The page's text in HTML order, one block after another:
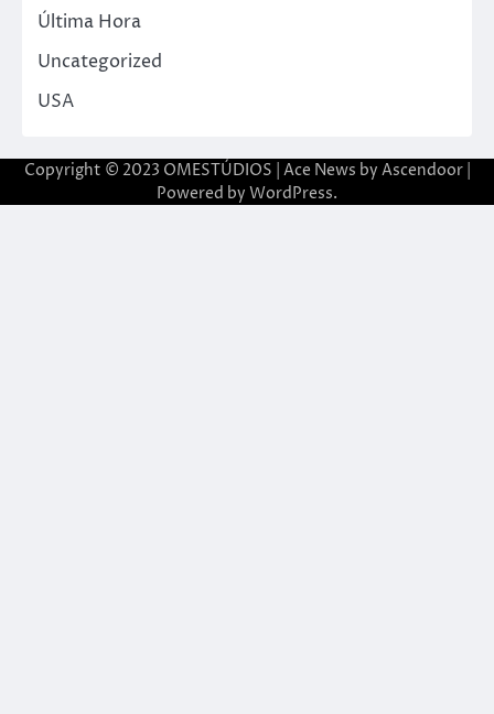
Última Hora
Uncategorized
USA
Copyright © 2023 OMESTÚDIOS | Ace News by Ascendoor|
Powered by WordPress.